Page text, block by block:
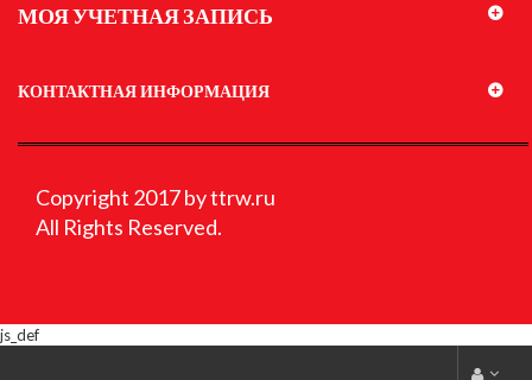
МОЯ УЧЕТНАЯ ЗАПИСЬ
КОНТАКТНАЯ ИНФОРМАЦИЯ
Copyright 2017 by ttrw.ru
All Rights Reserved.
js_def